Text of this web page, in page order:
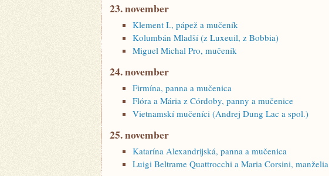
23. november
Klement I., pápež a mučeník
Kolumbán Mladší (z Luxeuil, z Bobbia)
Miguel Michal Pro, mučeník
24. november
Firmína, panna a mučenica
Flóra a Mária z Córdoby, panny a mučenice
Vietnamskí mučeníci (Andrej Dung Lac a spol.)
25. november
Katarína Alexandrijská, panna a mučenica
Luigi Beltrame Quattrocchi a Maria Corsini, manželia